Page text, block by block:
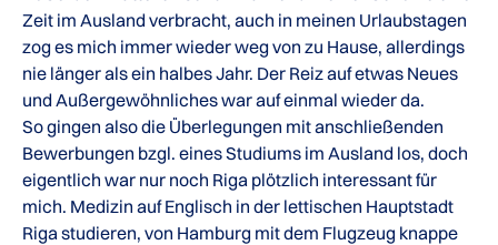
Zeit im Ausland verbracht, auch in meinen Urlaubstagen
zog es mich immer wieder weg von zu Hause, allerdings
nie länger als ein halbes Jahr. Der Reiz auf etwas Neues
und Außergewöhnliches war auf einmal wieder da.
So gingen also die Überlegungen mit anschließenden
Bewerbungen bzgl. eines Studiums im Ausland los, doch
eigentlich war nur noch Riga plötzlich interessant für
mich. Medizin auf Englisch in der lettischen Hauptstadt
Riga studieren, von Hamburg mit dem Flugzeug knappe